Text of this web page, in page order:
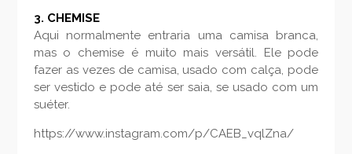
3. CHEMISE
Aqui normalmente entraria uma camisa branca,
mas o chemise é muito mais versátil. Ele pode
fazer as vezes de camisa, usado com calça, pode
ser vestido e pode até ser saia, se usado com um
suéter.
https://www.instagram.com/p/CAEB_vqlZna/